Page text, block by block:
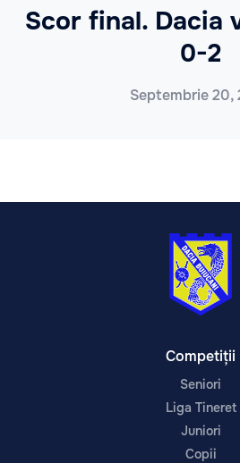
Scor final. Dacia
0-2
Septembrie 20,
Competiții
Seniori
Liga Tineret
Juniori
Copii